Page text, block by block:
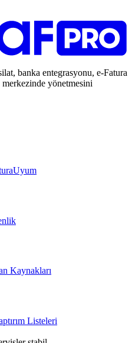
banka entegrasyonu, e-Fatura
yönetmesini
Uyum
Kaynakları
Listeleri